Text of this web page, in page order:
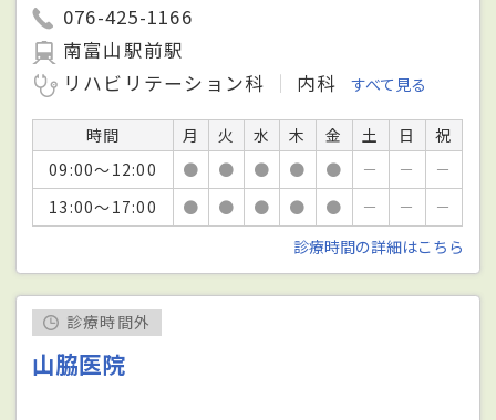
076-425-1166
南富山駅前駅
リハビリテーション科
内科 すべて見る
時間 月 火 水 木 金 土 日
祝
09:00～12:00
● ● ● ● ● － －
－
13:00～17:00
● ● ● ● ● － －
－
診療時間の詳細はこちら
診療時間外
山脇医院